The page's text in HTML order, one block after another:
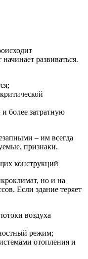
развиваться.
более затратную
– им всегда
признаки.
конструкций
но и на
Если здание теряет
воздуха
режим;
отопления и